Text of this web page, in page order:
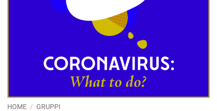
HOME / GRUPPI